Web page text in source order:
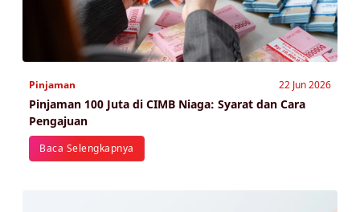
Pinjaman 22 Jun 2026
Pinjaman 100 Juta di CIMB Niaga: Syarat dan Cara
Pengajuan
Baca Selengkapnya